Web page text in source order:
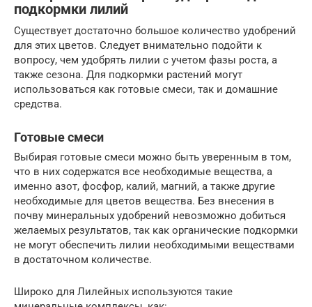
подкормки лилий
Существует достаточно большое количество удобрений
для этих цветов. Следует внимательно подойти к
вопросу, чем удобрять лилии с учетом фазы роста, а
также сезона. Для подкормки растений могут
использоваться как готовые смеси, так и домашние
средства.
Готовые смеси
Выбирая готовые смеси можно быть уверенным в том,
что в них содержатся все необходимые вещества, а
именно азот, фосфор, калий, магний, а также другие
необходимые для цветов вещества. Без внесения в
почву минеральных удобрений невозможно добиться
желаемых результатов, так как органические подкормки
не могут обеспечить лилии необходимыми веществами
в достаточном количестве.
Широко для Лилейных используются такие